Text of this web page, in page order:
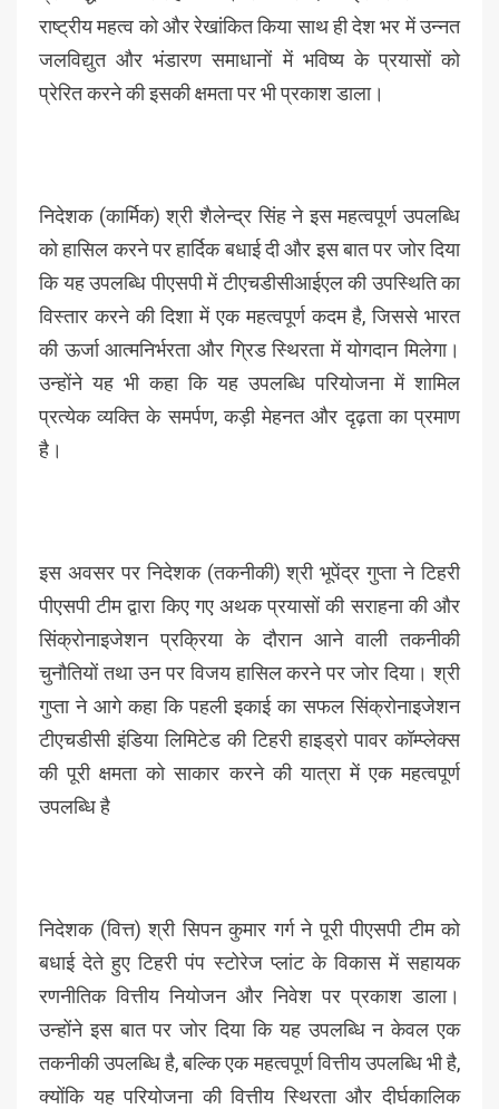
राष्ट्रीय महत्व को और रेखांकित किया साथ ही देश भर में उन्नत
जलविद्युत और भंडारण समाधानों में भविष्य के प्रयासों को
प्रेरित करने की इसकी क्षमता पर भी प्रकाश डाला।
निदेशक (कार्मिक) श्री शैलेन्द्र सिंह ने इस महत्वपूर्ण उपलब्धि
को हासिल करने पर हार्दिक बधाई दी और इस बात पर जोर दिया
कि यह उपलब्धि पीएसपी में टीएचडीसीआईएल की उपस्थिति का
विस्तार करने की दिशा में एक महत्वपूर्ण कदम है, जिससे भारत
की ऊर्जा आत्मनिर्भरता और ग्रिड स्थिरता में योगदान मिलेगा।
उन्होंने यह भी कहा कि यह उपलब्धि परियोजना में शामिल
प्रत्येक व्यक्ति के समर्पण, कड़ी मेहनत और दृढ़ता का प्रमाण
है।
इस अवसर पर निदेशक (तकनीकी) श्री भूपेंद्र गुप्ता ने टिहरी
पीएसपी टीम द्वारा किए गए अथक प्रयासों की सराहना की और
सिंक्रोनाइजेशन प्रक्रिया के दौरान आने वाली तकनीकी
चुनौतियों तथा उन पर विजय हासिल करने पर जोर दिया। श्री
गुप्ता ने आगे कहा कि पहली इकाई का सफल सिंक्रोनाइजेशन
टीएचडीसी इंडिया लिमिटेड की टिहरी हाइड्रो पावर कॉम्प्लेक्स
की पूरी क्षमता को साकार करने की यात्रा में एक महत्वपूर्ण
उपलब्धि है
निदेशक (वित्त) श्री सिपन कुमार गर्ग ने पूरी पीएसपी टीम को
बधाई देते हुए टिहरी पंप स्टोरेज प्लांट के विकास में सहायक
रणनीतिक वित्तीय नियोजन और निवेश पर प्रकाश डाला।
उन्होंने इस बात पर जोर दिया कि यह उपलब्धि न केवल एक
तकनीकी उपलब्धि है, बल्कि एक महत्वपूर्ण वित्तीय उपलब्धि भी है,
क्योंकि यह परियोजना की वित्तीय स्थिरता और दीर्घकालिक